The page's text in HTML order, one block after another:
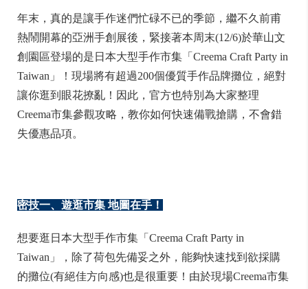
年末，真的是讓手作迷們忙碌不已的季節，繼不久前甫
熱鬧開幕的亞洲手創展後，緊接著本周末(12/6)於華山文
創園區登場的是日本大型手作市集「Creema Craft Party in
Taiwan」！現場將有超過200個優質手作品牌攤位，絕對
讓你逛到眼花撩亂！因此，官方也特別為大家整理
Creema市集參觀攻略，教你如何快速備戰搶購，不會錯
失優惠品項。
密技一、遊逛市集 地圖在手！
想要逛日本大型手作市集「Creema Craft Party in
Taiwan」，除了荷包先備妥之外，能夠快速找到欲採購
的攤位(有絕佳方向感)也是很重要！由於現場Creema市集